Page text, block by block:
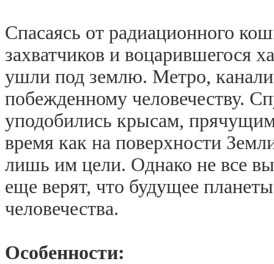
Спасаясь от радиационного
захватчиков и воцарившегося
ушли под землю. Метро,
побежденному человечеству.
уподобились крысам,
время как на поверхности
лишь им цели. Однако не все
еще верят, что будущее
человечества.
Особенности: